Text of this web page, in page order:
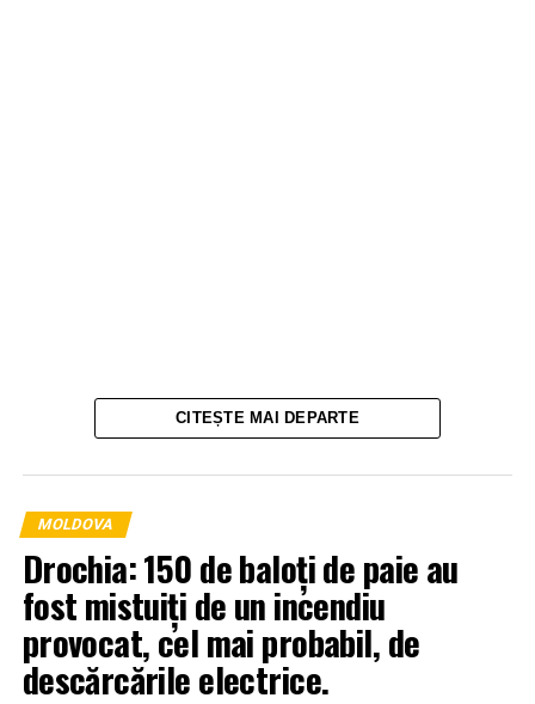
CITEȘTE MAI DEPARTE
MOLDOVA
Drochia: 150 de baloți de paie au
fost mistuiți de un incendiu
provocat, cel mai probabil, de
descărcările electrice.